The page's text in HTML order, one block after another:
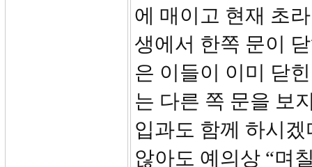
에 매이고 현재 초
생에서 한쪽 문이
은 이들이 이미 닫
는 다른 쪽 문을 보
입과도 함께 하시
않아도 예의상 “며